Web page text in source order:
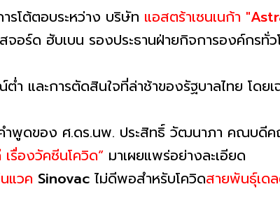
ารโต้ตอบระหว่าง บริษัท แอสตร้าเซนเนก้า
อร์ด ฮับเบน รองประธานฝ่ายกิจการองค์กรทั่
ำ และการตัดสินใจที่ล่าช้าของรัฐบาลไทย โดยเ
ำพูดของ ศ.ดร.นพ. ประสิทธิ์ วัฒนาภา คณบดี
รื่องวัคซีนโควิด” มาเผยแพร่อย่างละเอียด
แวค Sinovac ไม่ดีพอสำหรับโควิดสายพันธุ์เด